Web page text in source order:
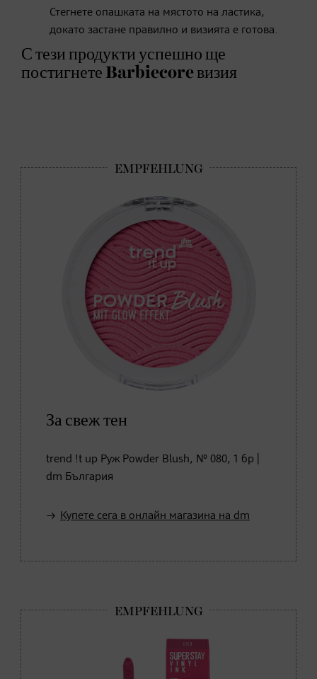
Стегнете опашката на мястото на ластика,
докато застане правилно и визията е готова.
С тези продукти успешно ще
постигнете Barbiecore визия
За свеж тен
trend !t up Руж Powder Blush, № 080, 1 бр |
dm България
Купете сега в онлайн магазина на dm